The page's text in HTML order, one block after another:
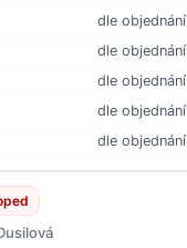
dle objednání
dle objednání
dle objednání
dle objednání
dle objednání